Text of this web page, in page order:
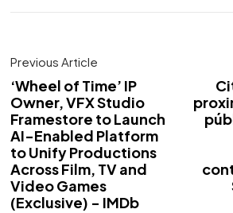
Previous Article
‘Wheel of Time’ IP
Owner, VFX Studio
Framestore to Launch
AI-Enabled Platform
to Unify Productions
Across Film, TV and
Video Games
(Exclusive) - IMDb